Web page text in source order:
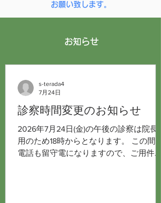
お願い致します。
お知らせ
診察時間変更のお知らせ
2026年7月24日(金)の午後の診察は院長
用のため18時からとなります。 この間、
電話も留守電になりますので、ご用件の
s-terada4
7月24日